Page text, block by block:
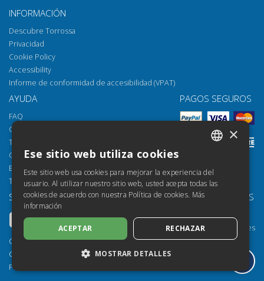
INFORMACIÓN
Descubre Torrossa
Privacidad
Cookie Policy
Accessibility
Informe de conformidad de accesibilidad (VPAT)
AYUDA
FAQ
Cómo abrir los archivos
Torrossa Reader
Opciones de acceso
Email: helpdesk@torrossa.com
Tel:
+39 055 5018800
PAGOS SEGUROS
SÍGUENOS
Copyright 2000-2026
Casalini Libri
P.IVA IT03106600483
NUESTROS RECURSOS
Torrossa para Instituciones
Torrossa Open
Library Services
ENGLISH
GERMAN
×
Ese sitio web utiliza cookies
Este sitio web usa cookies para mejorar la experiencia del
usuario. Al utilizar nuestro sitio web, usted acepta todas las
cookies de acuerdo con nuestra Política de cookies. Más
información
ACEPTAR RECHAZAR
MOSTRAR DETALLES